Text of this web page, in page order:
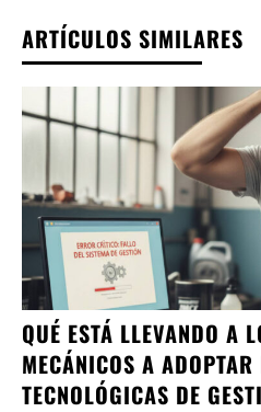
ARTÍCULOS SIMILARES
QUÉ ESTÁ LLEVANDO A
MECÁNICOS A
TECNOLÓGICAS DE